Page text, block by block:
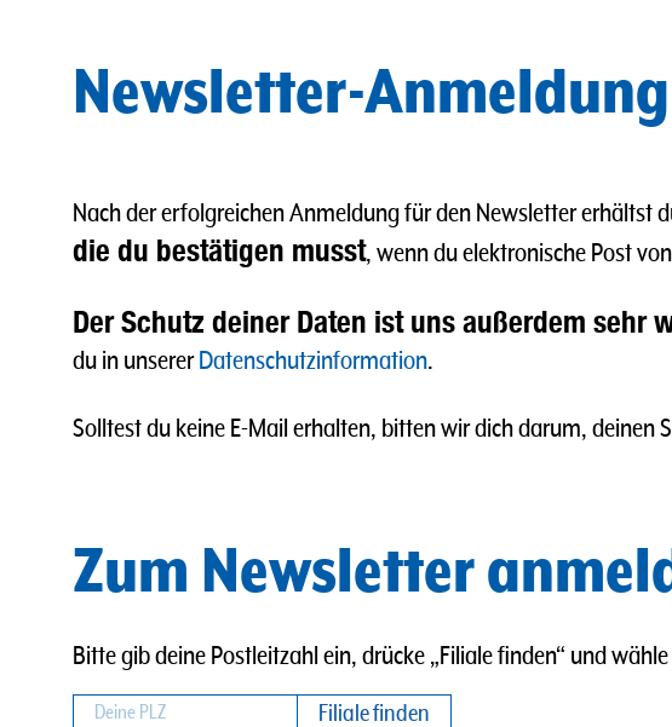
Newsletter-
Nach der erfolgreichen Anmeldung für den Newsletter erhältst
die du bestätigen musst, wenn du elektronische Post
Der Schutz deiner Daten ist uns außerdem sehr
du in unsererDatenschutzinformation.
Solltest du keine E-Mail erhalten, bitten wir dich darum, deinen
Zum Newsletter
Bitte gib deine Postleitzahl ein, drücke „Filiale finden“ und